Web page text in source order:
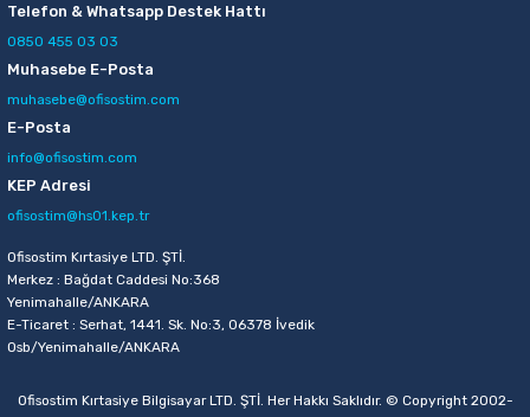
Telefon & Whatsapp Destek Hattı
0850 455 03 03
Muhasebe E-Posta
muhasebe@ofisostim.com
E-Posta
info@ofisostim.com
KEP Adresi
ofisostim@hs01.kep.tr
Ofisostim Kırtasiye LTD. ŞTİ.
Merkez : Bağdat Caddesi No:368
Yenimahalle/ANKARA
E-Ticaret : Serhat, 1441. Sk. No:3, 06378 İvedik
Osb/Yenimahalle/ANKARA
Ofisostim Kırtasiye Bilgisayar LTD. ŞTİ. Her Hakkı Saklıdır. © Copyright 2002-